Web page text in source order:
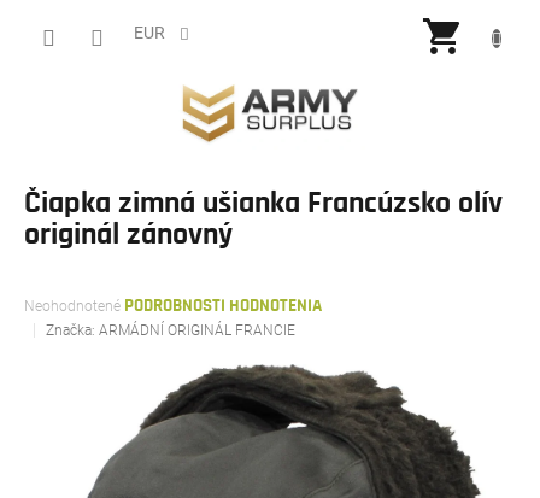
EUR
Čiapka zimná ušianka Francúzsko olív
originál zánovný
Priemerné
hodnotenie
produktu
Neohodnotené PODROBNOSTI HODNOTENIA
Značka: ARMÁDNÍ ORIGINÁL FRANCIE